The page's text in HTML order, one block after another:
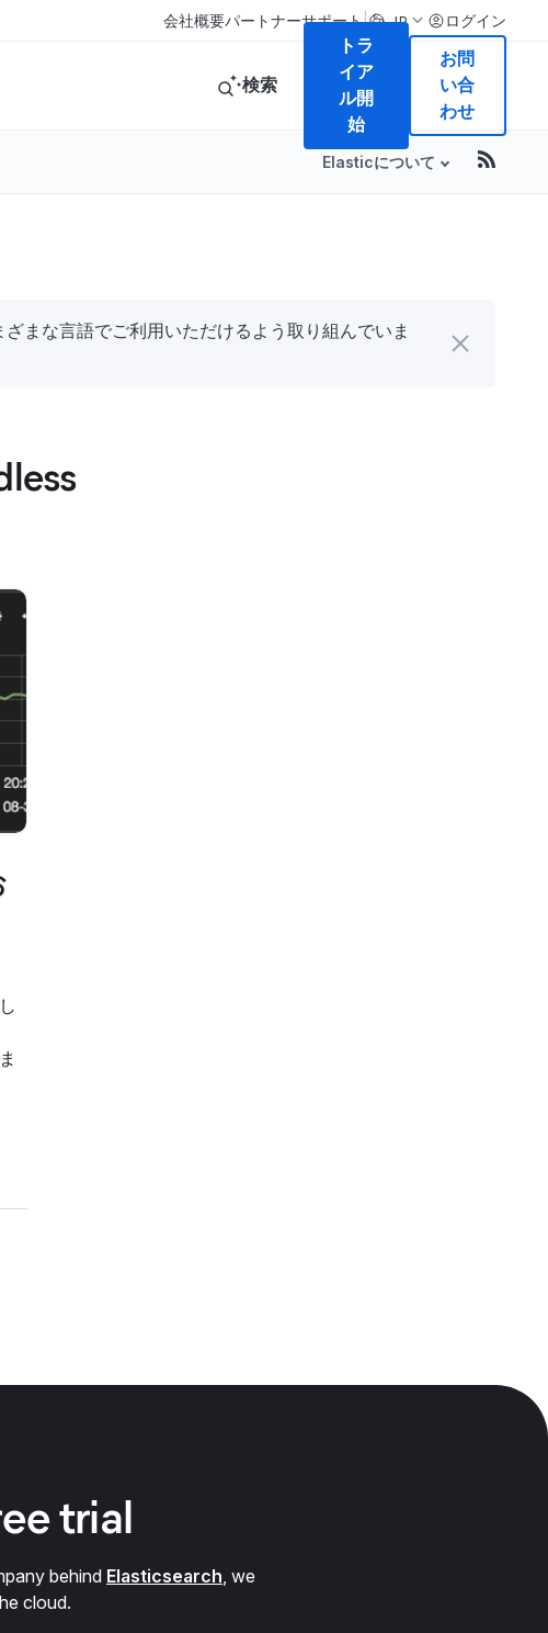
会社概要パートナーサポート| JP ログイン
検索
トラ
イア
ル開
始
お問
い合
わせ
Elasticについて
まな言語でご利用いただけるよう取り組んでいま
trial
behind Elasticsearch , we
cloud.